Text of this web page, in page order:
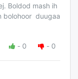
Boldod mash ih
bolohoor duugaa
- 0 - 0